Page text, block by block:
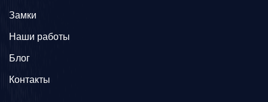
Замки
Наши работы
Блог
Контакты